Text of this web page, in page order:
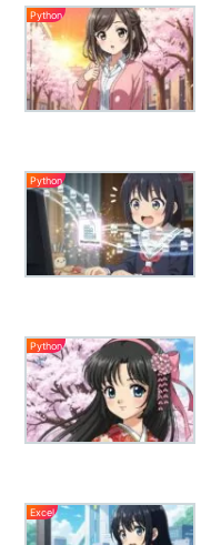
Python
Python
Python
Excel